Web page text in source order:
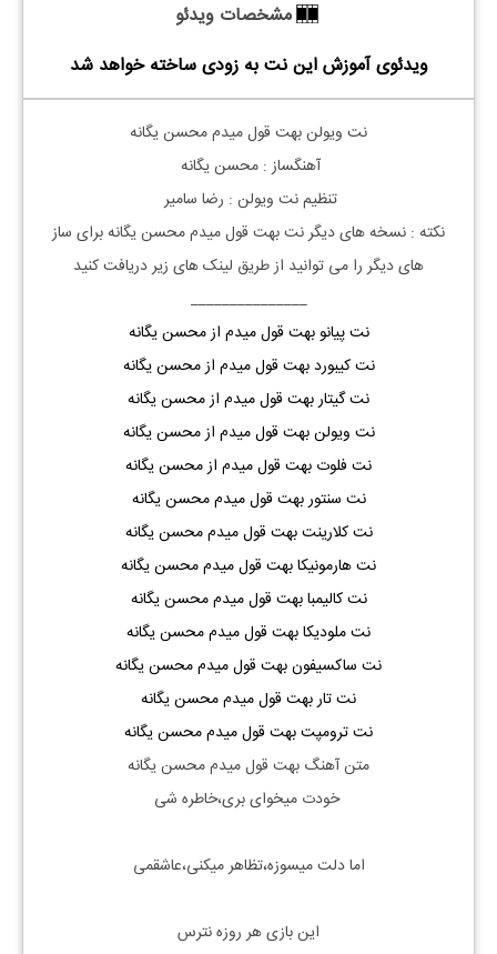
مشخصات ویدئو
ویدئوی آموزش این نت به زودی ساخته خواهد شد
نت ویولنبهت قول میدم محسن یگانه
آهنگساز : محسن یگانه
تنظیم نت ویولن : رضا سامیر
نکته : نسخه های دیگر نتبهت قول میدممحسن یگانهبرای ساز
های دیگر را می توانید از طریق لینک های زیر دریافت کنید
_______________
نت پیانو بهت قول میدم از محسن یگانه
نت کیبورد بهت قول میدم از محسن یگانه
نت گیتار بهت قول میدم از محسن یگانه
نت ویولن بهت قول میدم از محسن یگانه
نت فلوت بهت قول میدم از محسن یگانه
نت سنتور بهت قول میدم محسن یگانه
نت کلارینتبهت قول میدم محسن یگانه
نت هارمونیکابهت قول میدم محسن یگانه
نت کالیمبابهت قول میدم محسن یگانه
نت ملودیکابهت قول میدم محسن یگانه
نت ساکسیفونبهت قول میدم محسن یگانه
نت تاربهت قول میدم محسن یگانه
نت ترومپتبهت قول میدم محسن یگانه
متن آهنگ بهت قول میدم محسن یگانه
خودت میخوای بری،خاطره شی
اما دلت میسوزه،تظاهر میکنی،عاشقمی
این بازی هر روزه نترس